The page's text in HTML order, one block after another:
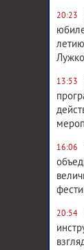
20:23
13:53
16:06
20:54